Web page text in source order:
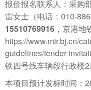
报价报名联系人：采购
雷女士（电话： 010-
15510769916 ， 京港地
https://www.mtr.bj.cn/
guidelines/tender-
铁四号线车辆段行政楼2
本项目预计发标时间：